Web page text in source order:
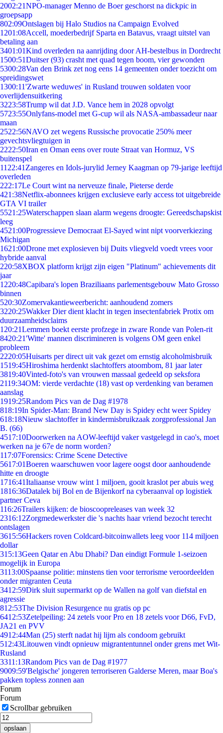
2002:21NPO-manager Menno de Boer geschorst na dickpic in
groepsapp
802:09Ontslagen bij Halo Studios na Campaign Evolved
1201:08Accell, moederbedrijf Sparta en Batavus, vraagt uitstel van
betaling aan
3401:01Kind overleden na aanrijding door AH-bestelbus in Dordrecht
1500:51Duitser (93) crasht met quad tegen boom, vier gewonden
5300:28Van den Brink zet nog eens 14 gemeenten onder toezicht om
spreidingswet
1300:11'Zwarte weduwes' in Rusland trouwen soldaten voor
overlijdensuitkering
3223:58Trump wil dat J.D. Vance hem in 2028 opvolgt
5723:55Onlyfans-model met G-cup wil als NASA-ambassadeur naar
maan
2522:56NAVO zet wegens Russische provocatie 250% meer
gevechtsvliegtuigen in
2222:50Iran en Oman eens over route Straat van Hormuz, VS
buitenspel
11 22:41 Zangeres en Idols-jurylid Jerney Kaagman op 79-jarige leeftijd
overleden
222:17Le Court wint na nerveuze finale, Pieterse derde
421:38Netflix-abonnees krijgen exclusieve early access tot uitgebreide
GTA VI trailer
5521:25Waterschappen slaan alarm wegens droogte: Gereedschapskist
leeg
4521:00Progressieve Democraat El-Sayed wint nipt voorverkiezing
Michigan
1621:00Drone met explosieven bij Duits vliegveld voedt vrees voor
hybride aanval
220:58XBOX platform krijgt zijn eigen "Platinum" achievements dit
jaar
1220:48Capibara's lopen Braziliaans parlementsgebouw Mato Grosso
binnen
520:30Zomervakantieweerbericht: aanhoudend zomers
3220:25Wakker Dier dient klacht in tegen insectenfabriek Protix om
duurzaamheidsclaims
1 20:21Lemmen boekt eerste profzege in zware Ronde van Polen-rit
8420:21'Witte' mannen discrimineren is volgens OM geen enkel
probleem
2220:05Huisarts per direct uit vak gezet om ernstig alcoholmisbruik
1519:45Hiroshima herdenkt slachtoffers atoombom, 81 jaar later
3819:40Vinted-foto's van vrouwen massaal gedeeld op seksfora
2119:34OM: vierde verdachte (18) vast op verdenking van beramen
aanslag
1919:25Random Pics van de Dag #1978
818:19In Spider-Man: Brand New Day is Spidey echt weer Spidey
618:18Nieuw slachtoffer in kindermisbruikzaak zorgprofessional Jan
B. (66)
4517:10Doorwerken na AOW-leeftijd vaker vastgelegd in cao's, moet
werken na je 67e de norm worden?
117:07Forensics: Crime Scene Detective
5617:01Boeren waarschuwen voor lagere oogst door aanhoudende
hitte en droogte
1716:41Italiaanse vrouw wint 1 miljoen, gooit kraslot per abuis weg
1816:36Datalek bij Bol en de Bijenkorf na cyberaanval op logistiek
partner Ceva
116:26Trailers kijken: de bioscoopreleases van week 32
2316:12Zorgmedewerkster die 's nachts haar vriend bezocht terecht
ontslagen
3615:56Hackers roven Coldcard-bitcoinwallets leeg voor 114 miljoen
dollar
315:13Geen Qatar en Abu Dhabi? Dan eindigt Formule 1-seizoen
mogelijk in Europa
3113:00Spaanse politie: minstens tien voor terrorisme veroordeelden
onder migranten Ceuta
3412:59Dirk sluit supermarkt op de Wallen na golf van diefstal en
agressie
812:53The Division Resurgence nu gratis op pc
6412:53Zetelpeiling: 24 zetels voor Pro en 18 zetels voor D66, FvD,
JA21 en PVV
4912:44Man (25) sterft nadat hij lijm als condoom gebruikt
512:43Litouwen vindt opnieuw migrantentunnel onder grens met Wit-
Rusland
3311:13Random Pics van de Dag #1977
9009:59'Belgische' jongeren terroriseren Galderse Meren, maar Boa's
pakken topless zonnen aan
Forum
Forum
Scrollbar gebruiken
opslaan